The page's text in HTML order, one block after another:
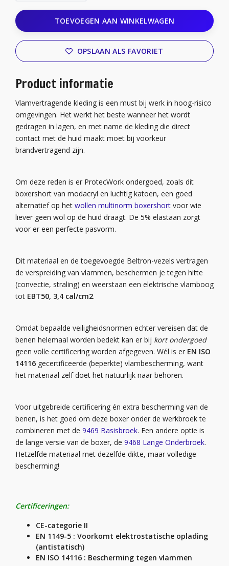
TOEVOEGEN AAN WINKELWAGEN
OPSLAAN ALS FAVORIET
Product informatie
Vlamvertragende kleding is een must bij werk in hoog-risico
omgevingen. Het werkt het beste wanneer het wordt
gedragen in lagen, en met name de kleding die direct
contact met de huid maakt moet bij voorkeur
brandvertragend zijn.
Om deze reden is er ProtecWork ondergoed, zoals dit
boxershort van modacryl en luchtig katoen, een goed
alternatief op het wollen multinorm boxershort voor wie
liever geen wol op de huid draagt. De 5% elastaan zorgt
voor er een perfecte pasvorm.
Dit materiaal en de toegevoegde Beltron-vezels vertragen
de verspreiding van vlammen, beschermen je tegen hitte
(convectie, straling) en weerstaan een elektrische vlamboog
tot EBT50, 3,4 cal/cm2.
Omdat bepaalde veiligheidsnormen echter vereisen dat de
benen helemaal worden bedekt kan er bij kort ondergoed
geen volle certificering worden afgegeven. Wél is er EN ISO
14116 gecertificeerde (beperkte) vlambescherming, want
het materiaal zelf doet het natuurlijk naar behoren.
Voor uitgebreide certificering én extra bescherming van de
benen, is het goed om deze boxer onder de werkbroek te
combineren met de 9469 Basisbroek. Een andere optie is
de lange versie van de boxer, de 9468 Lange Onderbroek.
Hetzelfde materiaal met dezelfde dikte, maar volledige
bescherming!
Certificeringen:
CE-categorie II
EN 1149-5 : Voorkomt elektrostatische oplading
(antistatisch)
EN ISO 14116 : Bescherming tegen vlammen